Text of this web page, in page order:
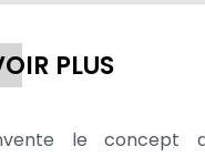
PLUS
le concept